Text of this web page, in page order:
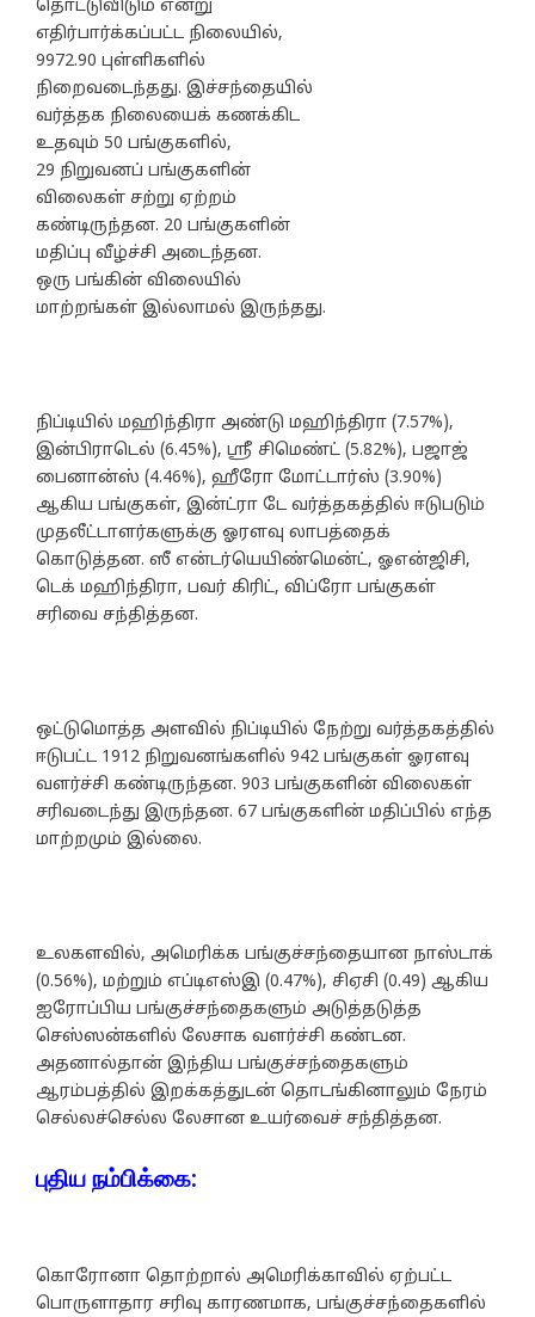
தொட்டுவிடும் என்று
எதிர்பார்க்கப்பட்ட நிலையில்,
9972.90 புள்ளிகளில்
நிறைவடைந்தது. இச்சந்தையில்
வர்த்தக நிலையைக் கணக்கிட
உதவும் 50 பங்குகளில்,
29 நிறுவனப் பங்குகளின்
விலைகள் சற்று ஏற்றம்
கண்டிருந்தன. 20 பங்குகளின்
மதிப்பு வீழ்ச்சி அடைந்தன.
ஒரு பங்கின் விலையில்
மாற்றங்கள் இல்லாமல் இருந்தது.
நிப்டியில் மஹிந்திரா அண்டு மஹிந்திரா (7.57%),
இன்பிராடெல் (6.45%), ஸ்ரீ சிமெண்ட் (5.82%), பஜாஜ்
பைனான்ஸ் (4.46%), ஹீரோ மோட்டார்ஸ் (3.90%)
ஆகிய பங்குகள், இன்ட்ரா டே வர்த்தகத்தில் ஈடுபடும்
முதலீட்டாளர்களுக்கு ஓரளவு லாபத்தைக்
கொடுத்தன. ஸீ என்டர்யெயிண்மென்ட், ஓஎன்ஜிசி,
டெக் மஹிந்திரா, பவர் கிரிட், விப்ரோ பங்குகள்
சரிவை சந்தித்தன.
ஒட்டுமொத்த அளவில் நிப்டியில் நேற்று வர்த்தகத்தில்
ஈடுபட்ட 1912 நிறுவனங்களில் 942 பங்குகள் ஓரளவு
வளர்ச்சி கண்டிருந்தன. 903 பங்குகளின் விலைகள்
சரிவடைந்து இருந்தன. 67 பங்குகளின் மதிப்பில் எந்த
மாற்றமும் இல்லை.
உலகளவில், அமெரிக்க பங்குச்சந்தையான நாஸ்டாக்
(0.56%), மற்றும் எப்டிஎஸ்இ (0.47%), சிஏசி (0.49) ஆகிய
ஐரோப்பிய பங்குச்சந்தைகளும் அடுத்தடுத்த
செஸ்ஸன்களில் லேசாக வளர்ச்சி கண்டன.
அதனால்தான் இந்திய பங்குச்சந்தைகளும்
ஆரம்பத்தில் இறக்கத்துடன் தொடங்கினாலும் நேரம்
செல்லச்செல்ல லேசான உயர்வைச் சந்தித்தன.
புதிய நம்பிக்கை:
கொரோனா தொற்றால் அமெரிக்காவில் ஏற்பட்ட
பொருளாதார சரிவு காரணமாக, பங்குச்சந்தைகளில்